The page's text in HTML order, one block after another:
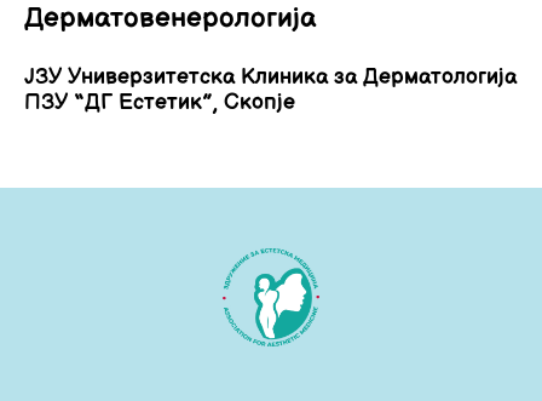
Дерматовенерологија
ЈЗУ Универзитетска Клиника за Дерматологија
ПЗУ “ДГ Естетик”, Скопје